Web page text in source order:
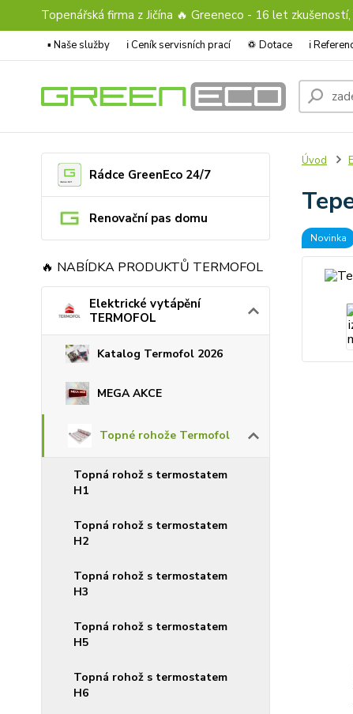
Topenářská firma z Jičína 🔥 Greeneco - 16 let
▪️ Naše služby ℹ︎ Ceník servisních prací ♽ Dotace ℹ︎
Rádce GreenEco 24/7
Renovační pas domu
🔥 NABÍDKA PRODUKTŮ TERMOFOL
Elektrické vytápění
TERMOFOL
Katalog Termofol 2026
MEGA AKCE
Topné rohože Termofol
Topná rohož s termostatem
H1
Topná rohož s termostatem
H2
Topná rohož s termostatem
H3
Topná rohož s termostatem
H5
Topná rohož s termostatem
H6
Úvod
Novinka